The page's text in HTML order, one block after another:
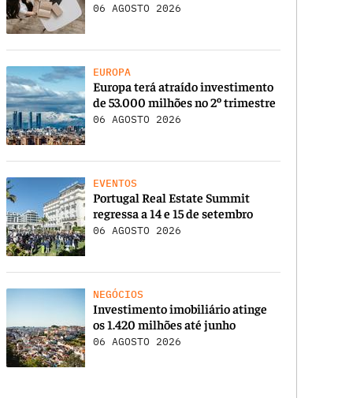
06 AGOSTO 2026
EUROPA
Europa terá atraído investimento
de 53.000 milhões no 2º trimestre
06 AGOSTO 2026
EVENTOS
Portugal Real Estate Summit
regressa a 14 e 15 de setembro
06 AGOSTO 2026
NEGÓCIOS
Investimento imobiliário atinge
os 1.420 milhões até junho
06 AGOSTO 2026